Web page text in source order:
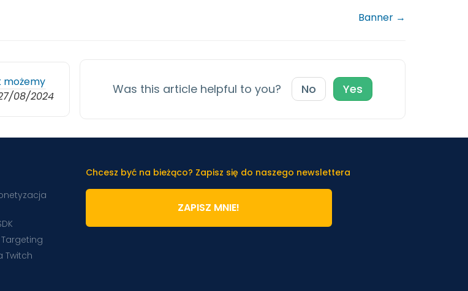
Banner →
możemy
08/2024 Was this article helpful to you? No Yes
Twitch
Chcesz być na bieżąco? Zapisz się do naszego newslettera
ZAPISZ MNIE!